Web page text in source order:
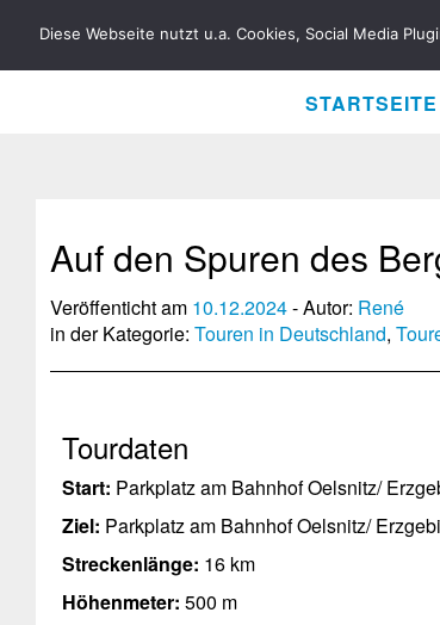
RENÉ BIELA
STARTSEITE
Auf den Spuren des
Veröffenticht am 10.12.2024- Autor: René
in der Kategorie: Touren in Deutschland,
Tourdaten
Start: Parkplatz am Bahnhof Oelsnitz/
Ziel: Parkplatz am Bahnhof Oelsnitz/
Streckenlänge: 16 km
Höhenmeter: 500 m
Diese Webseite nutzt u.a. Cookies, Social Media